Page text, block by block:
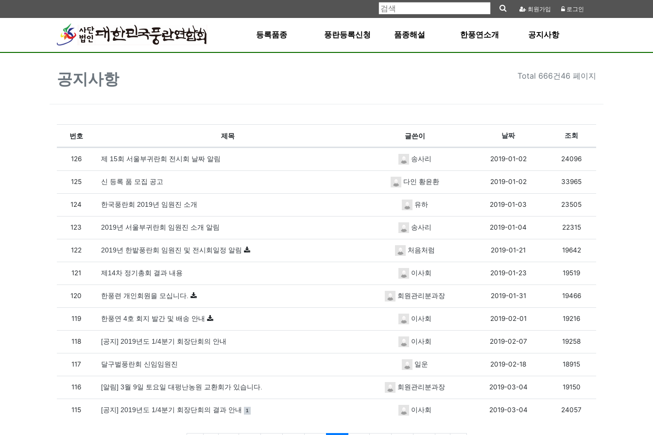
회원 가입 로그인
등록품종 풍란등록신청 품종해설 한풍연소개 공지사항
공지사항 Total 666건46 페이지
번호 제목 글쓴이 날짜 조회
126 제 15회 서울부귀란회 전시회 날짜 알림 송사리 2019-01-02 24096
125 신 등록 품 모집 공고 다인 황윤환 2019-01-02 33965
124 한국풍란회 2019년 임원진 소개 유하 2019-01-03 23505
123 2019년 서울부귀란회 임원진 소개 알림 송사리 2019-01-04 22315
122 2019년 한밭풍란회 임원진 및 전시회일정 알림 처음처럼 2019-01-21 19642
121 제14차 정기총회 결과 내용 이사회 2019-01-23 19519
120 한풍련 개인회원을 모십니다. 회원관리분과장 2019-01-31 19466
119 한풍연 4호 회지 발간 및 배송 안내 이사회 2019-02-01 19216
118 [공지] 2019년도 1/4분기 회장단회의 안내 이사회 2019-02-07 19258
117 달구벌풍란회 신임임원진 일운 2019-02-18 18915
116 [알림] 3월 9일 토요일 대펑난농원 교환회가 있습니다. 회원관리분과장 2019-03-04 19150
115 [공지] 2019년도 1/4분기 회장단회의 결과 안내 댓글
1 이사회 2019-03-04 24057